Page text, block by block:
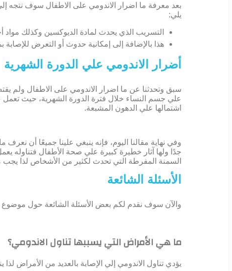
بعد معرفة ما اضرار الاندومي على الاطفال سوف نتجه
يلي:
التسريب الذي يحدث لمادة الديوكسين وكذلك
هذا بالإضافة إلى إمكانية حدوث أو التعرض
أضرار الاندومي علي الدورة الشهرية
سبق وتحدثنا عن ما اضرار الاندومي على الاطفال ولم
علي جسم النساء خلال فترة الدورة الشهرية، حيث تعمل
اشتمالها علي الدهون المشبعة.
وفي نهاية مقالنا اليوم، فإنه ينبغي علينا جميعًا أن
جدًا ولها آثار خطيرة كبيرة علي صحة الأطفال
السمنة المفرطة التي تحدث لكثير من الأشخاص لذا يجب
الأسئلة الشائعة
والآن سوف نقدم لكم بعض الأسئلة الشائعة حول موضوع
ما هي الأمراض التي يسببها تناول الاندومي؟
يؤدي تناول الاندومي إلي الإصابة بالعديد من الأمراض